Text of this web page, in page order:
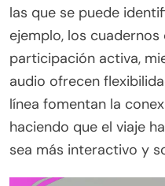
las que se puede
ejemplo, los
participación activa,
audio ofrecen
línea fomentan la
haciendo que el viaje
sea más interactivo y